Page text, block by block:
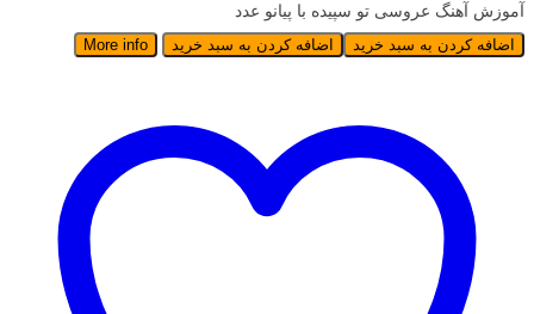
آموزش آهنگ عروسی تو سپیده با پیانو عدد
اضافه کردن به سبد خرید اضافه کردن به سبد خرید More info